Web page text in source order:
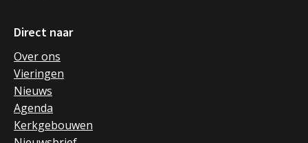
Direct naar
Over ons
Vieringen
Nieuws
Agenda
Kerkgebouwen